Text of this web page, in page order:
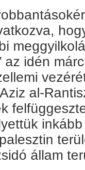
az idén
al-
állam